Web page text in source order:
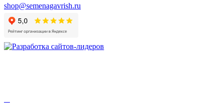
shop@semenagavrish.ru